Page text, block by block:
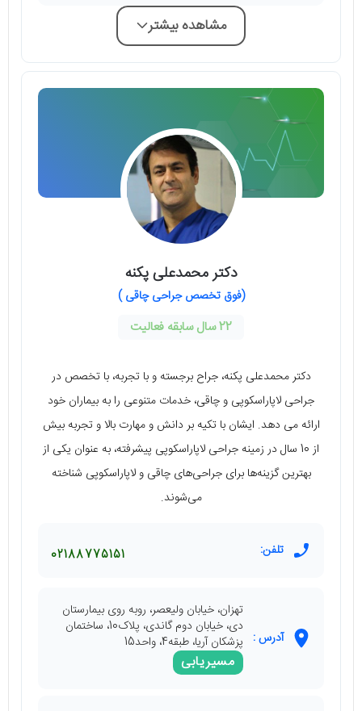
مشاهده بیشتر
دکتر محمدعلی پکنه
(فوق تخصص جراحی چاقی )
22 سال سابقه فعالیت
دکتر محمدعلی پکنه، جراح برجسته و با تجربه، با تخصص در
جراحی لاپاراسکوپی و چاقی، خدمات متنوعی را به بیماران خود
ارائه می دهد. ایشان با تکیه بر دانش و مهارت بالا و تجربه بیش
از 10 سال در زمینه جراحی لاپاراسکوپی پیشرفته، به عنوان یکی از
بهترین گزینه‌ها برای جراحی‌های چاقی و لاپاراسکوپی شناخته
می‌شوند.
تلفن: 02188775151
آدرس :
تهزان، خیابان ولیعصر، روبه روی بیمارستان
دی، خیابان دوم گاندی، پلاک10، ساختمان
پزشکان آریا، طبقه4، واحد15
مسیریابی